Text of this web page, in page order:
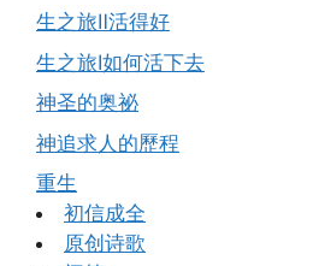
生之旅Ⅱ活得好
生之旅Ⅰ如何活下去
神圣的奥祕
神追求人的歷程
重生
初信成全
原创诗歌